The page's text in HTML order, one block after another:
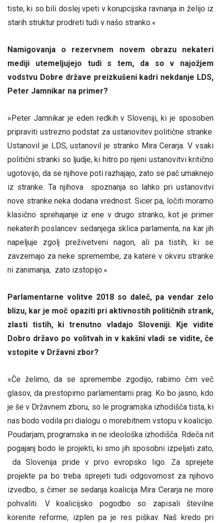
tiste, ki so bili doslej vpeti v korupcijska ravnanja in želijo iz
starih struktur prodreti tudi v našo stranko.«
Namigovanja o rezervnem novem obrazu nekateri
mediji utemeljujejo tudi s tem, da so v najožjem
vodstvu Dobre države preizkušeni kadri nekdanje LDS,
Peter Jamnikar na primer?
»Peter Jamnikar je eden redkih v Sloveniji, ki je sposoben
pripraviti ustrezno podstat za ustanovitev politične stranke.
Ustanovil je LDS, ustanovil je stranko Mira Cerarja. V vsaki
politični stranki so ljudje, ki hitro po njeni ustanovitvi kritično
ugotovijo, da se njihove poti razhajajo, zato se pač umaknejo
iz stranke. Ta njihova spoznanja so lahko pri ustanovitvi
nove stranke neka dodana vrednost. Sicer pa, ločiti moramo
klasično sprehajanje iz ene v drugo stranko, kot je primer
nekaterih poslancev sedanjega sklica parlamenta, na kar jih
napeljuje zgolj preživetveni nagon, ali pa tistih, ki se
zavzemajo za neke spremembe, za katere v okviru stranke
ni zanimanja, zato izstopijo.«
Parlamentarne volitve 2018 so daleč, pa vendar zelo
blizu, kar je moč opaziti pri aktivnostih političnih strank,
zlasti tistih, ki trenutno vladajo Sloveniji. Kje vidite
Dobro državo po volitvah in v kakšni vladi se vidite, če
vstopite v Državni zbor?
»Če želimo, da se spremembe zgodijo, rabimo čim več
glasov, da prestopimo parlamentarni prag. Ko bo jasno, kdo
je še v Državnem zboru, so le programska izhodišča tista, ki
nas bodo vodila pri dialogu o morebitnem vstopu v koalicijo.
Poudarjam, programska in ne ideološka izhodišča. Rdeča nit
pogajanj bodo le projekti, ki smo jih sposobni izpeljati zato,
da Slovenija pride v prvo evropsko ligo. Za sprejete
projekte pa bo treba sprejeti tudi odgovornost za njihovo
izvedbo, s čimer se sedanja koalicija Mira Cerarja ne more
pohvaliti. V koalicijsko pogodbo so zapisali številne
korenite reforme, izplen pa je res piškav. Naš kredo pri